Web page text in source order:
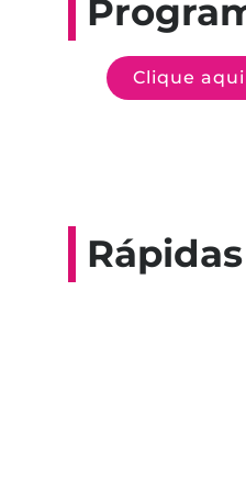
Clique aqui
Rápidas